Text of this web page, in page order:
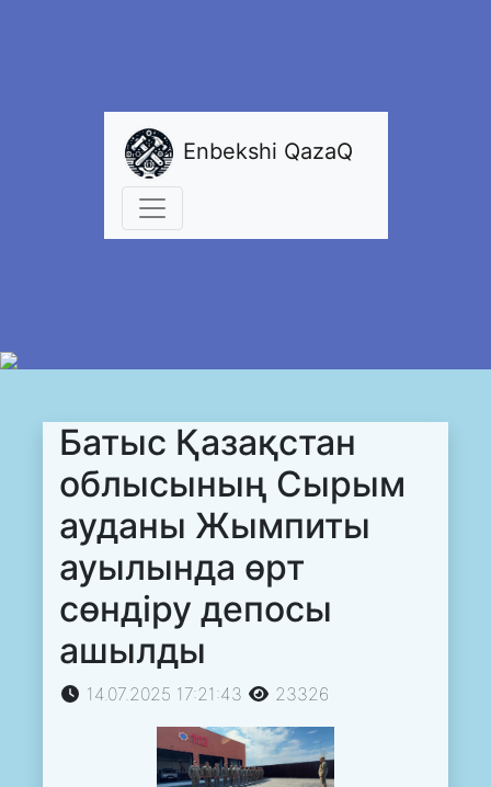
Enbekshi QazaQ
Батыс Қазақстан
облысының Сырым
ауданы Жымпиты
ауылында өрт
сөндіру депосы
ашылды
14.07.2025 17:21:43 23326